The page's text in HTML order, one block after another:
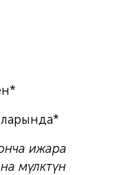
ижара
мүлктүн